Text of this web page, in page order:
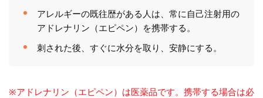
アレルギーの既往歴がある人は、常に自己注射用の
アドレナリン（エピペン）を携帯する。
刺された後、すぐに水分を取り、安静にする。
※アドレナリン（エピペン）は医薬品です。携帯する場合は必